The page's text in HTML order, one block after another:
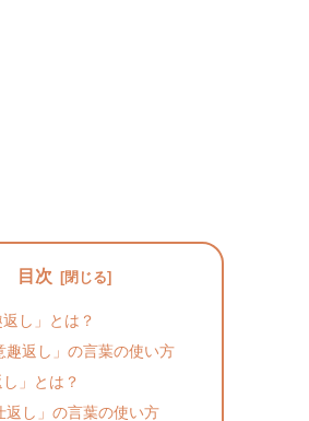
目次
返し」とは？
趣返し」の言葉の使い方
し」とは？
返し」の言葉の使い方